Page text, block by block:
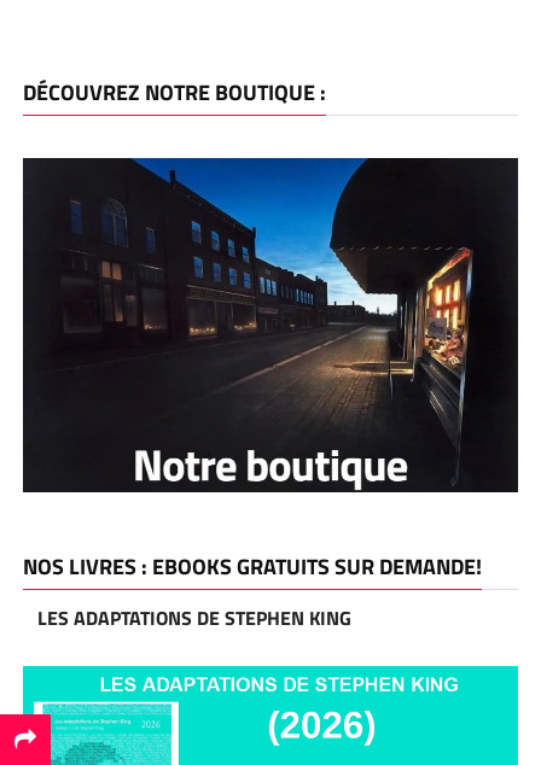
DÉCOUVREZ NOTRE BOUTIQUE :
NOS LIVRES : EBOOKS GRATUITS SUR DEMANDE!
LES ADAPTATIONS DE STEPHEN KING